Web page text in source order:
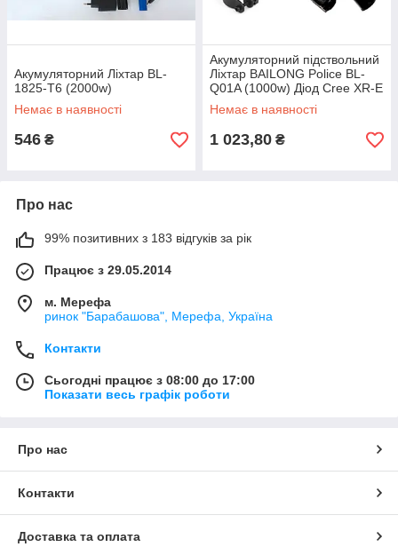
Акумуляторний Ліхтар BL-
1825-T6 (2000w)
Немає в наявності
546 ₴
Акумуляторний підствольний
Ліхтар BAILONG Police BL-
Q01A (1000w) Діод Cree XR-E
Q5
Немає в наявності
1 023,80 ₴
Про нас
99% позитивних з 183 відгуків за рік
Працює з 29.05.2014
м. Мерефа
ринок "Барабашова", Мерефа, Україна
Контакти
Сьогодні працює з 08:00 до 17:00
Показати весь графік роботи
Про нас
Контакти
Доставка та оплата